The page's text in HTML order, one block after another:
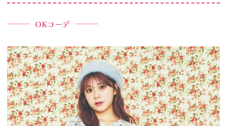
OKコーデ